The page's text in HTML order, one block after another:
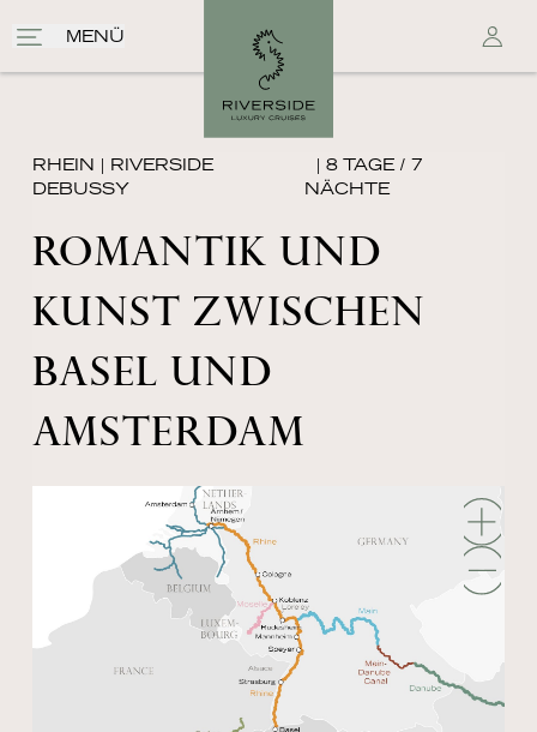
MENÜ
RHEIN | RIVERSIDE
DEBUSSY
| 8 TAGE / 7
NÄCHTE
ROMANTIK UND
KUNST ZWISCHEN
BASEL UND
AMSTERDAM